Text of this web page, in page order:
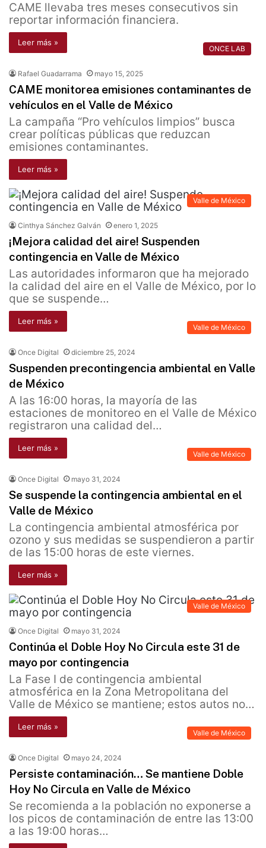
CAME llevaba tres meses consecutivos sin
reportar información financiera.
Leer más »
ONCE LAB
Rafael Guadarrama mayo 15, 2025
CAME monitorea emisiones contaminantes de
vehículos en el Valle de México
La campaña “Pro vehículos limpios” busca
crear políticas públicas que reduzcan
emisiones contaminantes.
Leer más »
Valle de México
Cinthya Sánchez Galván enero 1, 2025
¡Mejora calidad del aire! Suspenden
contingencia en Valle de México
Las autoridades informaron que ha mejorado
la calidad del aire en el Valle de México, por lo
que se suspende…
Leer más »
Valle de México
Once Digital diciembre 25, 2024
Suspenden precontingencia ambiental en Valle
de México
A las 16:00 horas, la mayoría de las
estaciones de monitoreo en el Valle de México
registraron una calidad del…
Leer más »
Valle de México
Once Digital mayo 31, 2024
Se suspende la contingencia ambiental en el
Valle de México
La contingencia ambiental atmosférica por
ozono y sus medidas se suspendieron a partir
de las 15:00 horas de este viernes.
Leer más »
Valle de México
Once Digital mayo 31, 2024
Continúa el Doble Hoy No Circula este 31 de
mayo por contingencia
La Fase I de contingencia ambiental
atmosférica en la Zona Metropolitana del
Valle de México se mantiene; estos autos no…
Leer más »
Valle de México
Once Digital mayo 24, 2024
Persiste contaminación… Se mantiene Doble
Hoy No Circula en Valle de México
Se recomienda a la población no exponerse a
los picos de contaminación de entre las 13:00
a las 19:00 horas…